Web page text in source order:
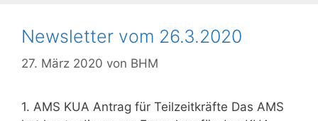
Newsletter vom 26.3.2020
27. März 2020 von BHM
1. AMS KUA Antrag für Teilzeitkräfte Das AMS